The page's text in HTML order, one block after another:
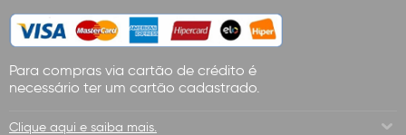
Para compras via cartão de crédito é
necessário ter um cartão cadastrado.
Clique aqui e saiba mais.